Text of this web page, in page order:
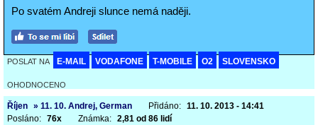
Po svatém Andreji slunce nemá naději.
POSLAT NA E-MAIL VODAFONE T-MOBILE O2 SLOVENSKO
OHODNOCENO
Říjen » 11. 10. Andrej, German Přidáno: 11. 10. 2013 - 14:41
Posláno: 76x Známka: 2,81 od 86 lidí